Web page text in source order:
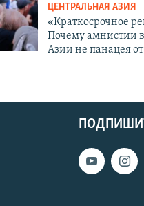
ЦЕНТРАЛЬНАЯ АЗИЯ
«Краткосрочное
Почему амнистии
Азии не панацея